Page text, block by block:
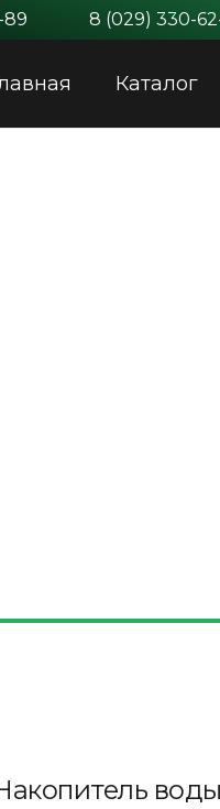
89 8 (029) 330-
Каталог
воды